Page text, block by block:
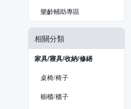
樂齡輔助專區
相關分類
家具/寢具/收納/修繕
桌椅/椅子
櫥櫃/櫃子